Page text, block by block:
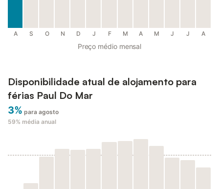
A S O N D J F M A M J J A
Preço médio mensal
Disponibilidade atual de alojamento para
férias Paul Do Mar
3% para agosto
59% média anual